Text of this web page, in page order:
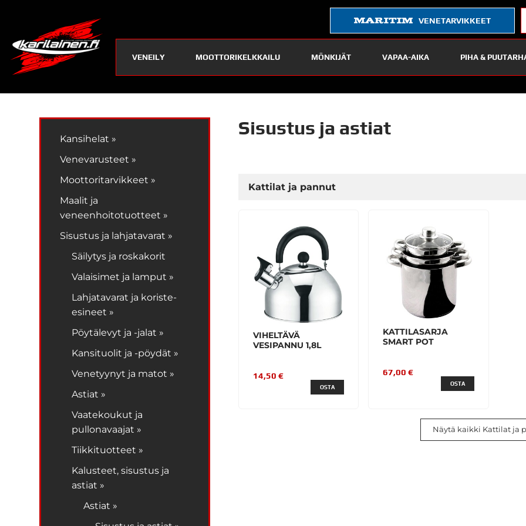
VENETARVIKKEET
VENEILY MOOTTORIKELKKAILU MÖNKIJÄT VAPAA-AIKA PIHA &
Kansihelat »
Venevarusteet »
Moottoritarvikkeet »
Maalit ja
veneenhoitotuotteet »
Sisustus ja lahjatavarat »
Säilytys ja roskakorit
Valaisimet ja lamput »
Lahjatavarat ja koriste-
esineet »
Pöytälevyt ja -jalat »
Kansituolit ja -pöydät »
Venetyynyt ja matot »
Astiat »
Vaatekoukut ja
pullonavaajat »
Tiikkituotteet »
Kalusteet, sisustus ja
astiat »
Astiat »
Sisustus ja astiat
Kattilat ja pannut
VIHELTÄVÄ
VESIPANNU 1,8L
14,50 €
OSTA
KATTILASARJA
SMART POT
67,00 €
OSTA
Näytä kaikki Kattilat ja